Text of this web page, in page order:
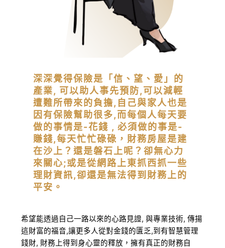
深深覺得保險是「信、望、愛」的
產業, 可以助人事先預防,可以減輕
遭難所帶來的負擔,自己與家人也是
因有保險幫助很多,而每個人每天要
做的事情是-花錢 , 必須做的事是-
賺錢,每天忙忙碌碌，財務房屋是建
在沙上？還是磐石上呢？卻無心力
來關心;或是從網路上東抓西抓一些
理財資訊,卻還是無法得到財務上的
平安。
希望能透過自己一路以來的心路見證, 與專業技術, 傳揚
這財富的福音,讓更多人從對金錢的匱乏,到有智慧管理
錢財, 財務上得到身心靈的釋放，擁有真正的財務自